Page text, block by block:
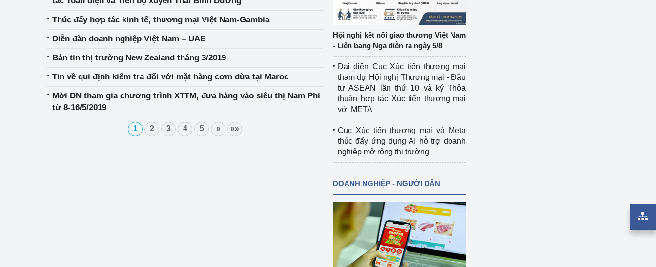
Phát triển công nghiệpCông nghiệp nền tảng
Sản xuất công nghiệp
Phát triển năng lượng
Thúc đẩy hợp tác kinh tế, thương mại Việt Nam-Gambia
Diễn đàn doanh nghiệp Việt Nam – UAE
Bản tin thị trường New Zealand tháng 3/2019
Tin về qui định kiểm tra đối với mặt hàng cơm dừa tại Maroc
Mời DN tham gia chương trình XTTM, đưa hàng vào siêu thị Nam Phi
từ 8-16/5/2019
1 2 3 4 5 » »»
Hội nghị kết nối giao thương Việt Nam
- Liên bang Nga diễn ra ngày 5/8
Đại diện Cục Xúc tiến thương mại
tham dự Hội nghị Thương mại - Đầu
tư ASEAN lần thứ 10 và ký Thỏa
thuận hợp tác Xúc tiến thương mại
với META
Cục Xúc tiến thương mại và Meta
thúc đẩy ứng dụng AI hỗ trợ doanh
nghiệp mở rộng thị trường
DOANH NGHIỆP - NGƯỜI DÂN